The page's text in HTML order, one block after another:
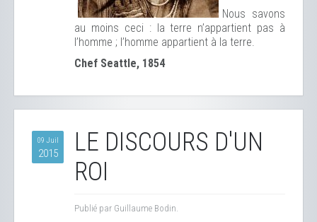
Nous savons
au moins ceci : la terre n’appartient pas à
l’homme ; l’homme appartient à la terre.
Chef Seattle, 1854
09 Juil
2015
LE DISCOURS D'UN
ROI
Publié par Guillaume Bodin.